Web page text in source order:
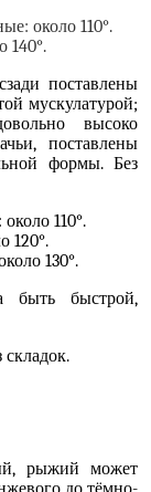
около 110°.
140°.
поставлены
мускулатурой;
высоко
поставлены
формы. Без
110°.
120°.
130°.
быть быстрой,
рыжий может